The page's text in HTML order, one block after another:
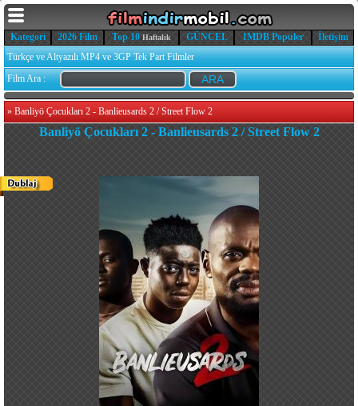
Kategori 2026 Film Top 10 Haftalık GÜNCEL IMDB Popüler
İletişim
Türkçe ve Altyazılı MP4 ve 3GP Tek Part Filmler
Film Ara :
» Banliyö Çocukları 2 - Banlieusards 2 / Street Flow 2
Banliyö Çocukları 2 - Banlieusards 2 / Street Flow 2